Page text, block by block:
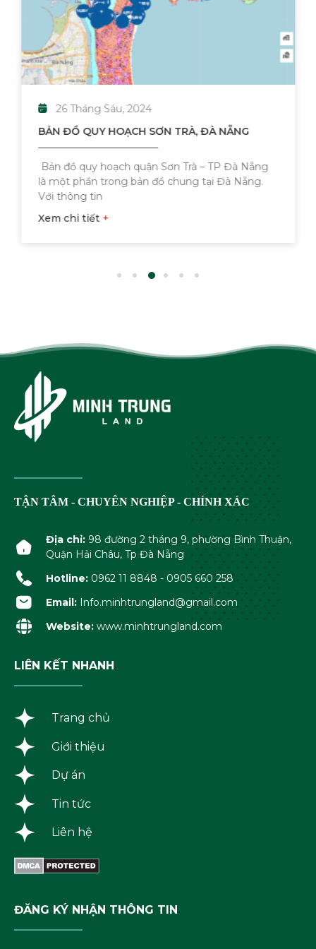
Sổ Đỏ Vào 2025
Chính sách Đất Đai Nổi Bật Có Hiệu Lực
Từ Ngày 01/4/2024
BẢN ĐỒ QUY HOẠCH SƠN TRÀ, ĐÀ NẴNG
26 Tháng Sáu, 2024
Bản đồ quy hoạch quận Sơn Trà – TP Đà Nẵng
là một phần trong bản đồ chung tại Đà Nẵng.
Với thông tin
Xem chi tiết
TẬN TÂM - CHUYÊN NGHIỆP - CHÍNH XÁC
Địa chỉ:98 đường 2 tháng 9, phường Bình Thuận,
Quận Hải Châu, Tp Đà Nẵng
Hotline:0962 11 8848 - 0905 660 258
Email:Info.minhtrungland@gmail.com
Website:www.minhtrungland.com
LIÊN KẾT NHANH
Trang chủ
Giới thiệu
Dự án
Tin tức
Liên hệ
ĐĂNG KÝ NHẬN THÔNG TIN